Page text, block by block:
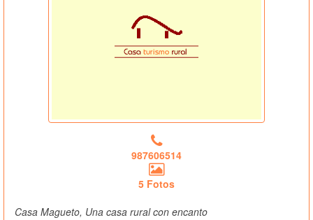
987606514
5 Fotos
Casa Magueto, Una casa rural con encanto